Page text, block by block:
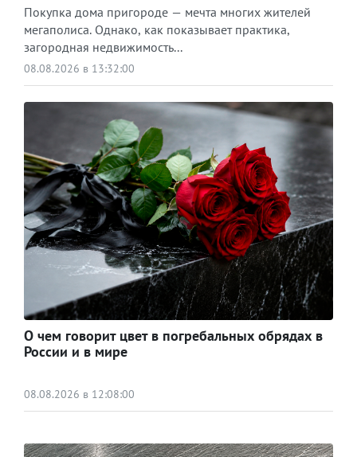
Покупка дома пригороде — мечта многих жителей
мегаполиса. Однако, как показывает практика,
загородная недвижимость...
08.08.2026 в 13:32:00
О чем говорит цвет в погребальных обрядах в
России и в мире
08.08.2026 в 12:08:00